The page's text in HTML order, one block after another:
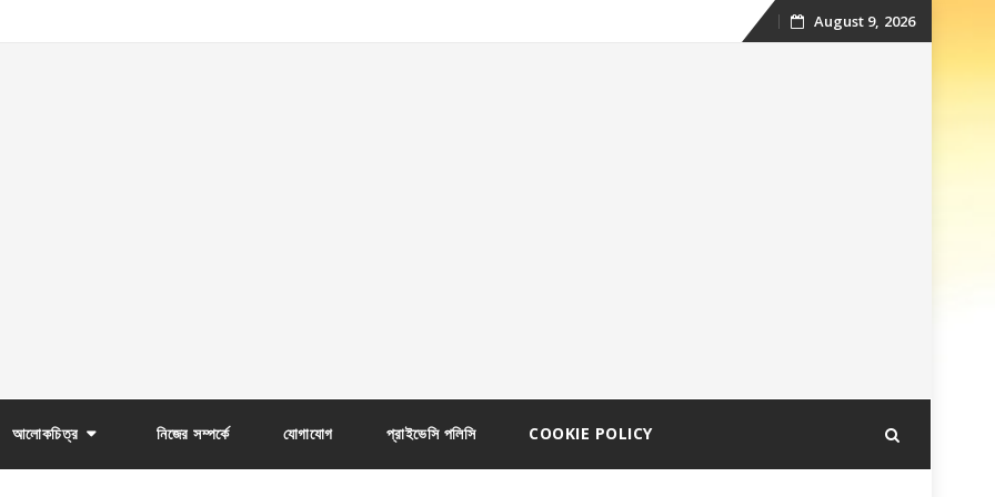
Skip
August 9, 2026
আলোকচিত্র নিজের সম্পর্কে যোগাযোগ প্রাইভেসি পলিসি COOKIE POLICY